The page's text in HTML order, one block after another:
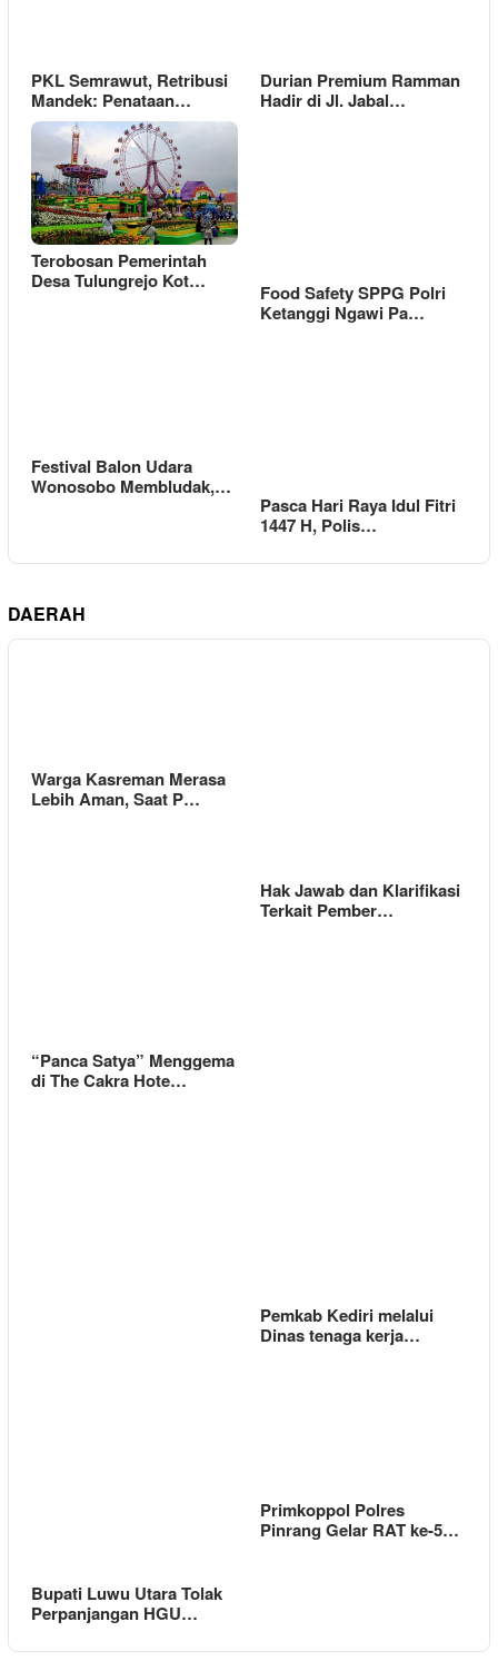
PKL Semrawut, Retribusi
Mandek: Penataan…
Durian Premium Ramman
Hadir di Jl. Jabal…
Terobosan Pemerintah
Desa Tulungrejo Kot…
Food Safety SPPG Polri
Ketanggi Ngawi Pa…
Festival Balon Udara
Wonosobo Membludak,…
Pasca Hari Raya Idul Fitri
1447 H, Polis…
DAERAH
Warga Kasreman Merasa
Lebih Aman, Saat P…
Hak Jawab dan Klarifikasi
Terkait Pember…
“Panca Satya” Menggema
di The Cakra Hote…
Pemkab Kediri melalui
Dinas tenaga kerja…
Bupati Luwu Utara Tolak
Perpanjangan HGU…
Primkoppol Polres
Pinrang Gelar RAT ke-5…